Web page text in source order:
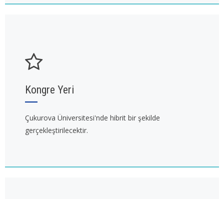
Kongre Yeri
Çukurova Üniversitesi'nde hibrit bir şekilde
gerçekleştirilecektir.